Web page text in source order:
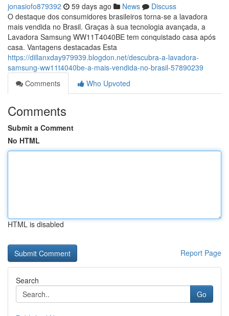
jonasiofo879392 59 days ago News
Discuss
O destaque dos consumidores brasileiros torna-se a lavadora
mais vendida no Brasil. Graças à sua tecnologia avançada, a
Lavadora Samsung WW11T4040BE tem conquistado casa após
casa. Vantagens destacadas Esta
https://dillanxday979939.blogdon.net/descubra-a-lavadora-
samsung-ww11t4040be-a-mais-vendida-no-brasil-57890239
Comments
Who Upvoted
Comments
Submit a Comment
No HTML
HTML is disabled
Report Page
Search
Go